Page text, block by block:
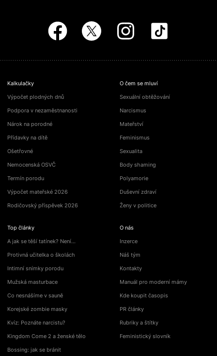
Kalkulačky
Výpočet plodných dnů
Podpora v nezaměstnanosti
Nárok na porodné
Přídavky na dítě
Ošetřovné
Nemocenská OSVČ
Termín porodu
Výpočet mateřské 2026
Rodičovský příspěvek 2026
Top články
A jak se těší tatínek? Není…
Protivná učitelka o školách
Intimní snímky porodu
Mužská masturbace
Co nesnášíme v sauně
Korejské zombie masky
Kvíz: Poznáte narcistu?
Kingdom Come 2 a ženské tělo
Bossing: jak se bránit
O čem se mluví
Sexuální obtěžování
Narcismus
Mateřství
Feminismus
Sexualita
Body shaming
Polyamorie
Duševní zdraví
Ženy v politice
O nás
Inzerce
Náš tým
Kontakty
Manuál pro moderní mámy
Kde koupit časopis
PR články
Rubriky a štítky
Feministický slovník